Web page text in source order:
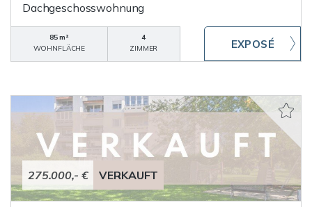
Dachgeschosswohnung
85 m²
WOHNFLÄCHE
4
ZIMMER
275.000,- € VERKAUFT